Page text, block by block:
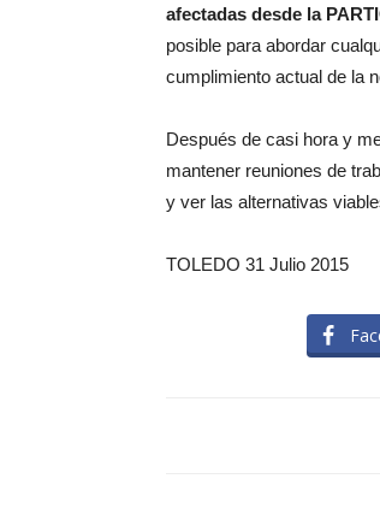
afectadas desde la
posible para abordar
cumplimiento actual de la
Después de casi hora y
mantener reuniones de
y ver las alternativas
TOLEDO 31 Julio 2015